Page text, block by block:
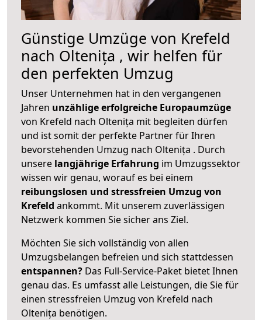
Günstige Umzüge von Krefeld
nach Oltenița , wir helfen für
den perfekten Umzug
Unser Unternehmen hat in den vergangenen
Jahren unzählige erfolgreiche Europaumzüge
von Krefeld nach Oltenița mit begleiten dürfen
und ist somit der perfekte Partner für Ihren
bevorstehenden Umzug nach Oltenița . Durch
unsere langjährige Erfahrung im Umzugssektor
wissen wir genau, worauf es bei einem
reibungslosen und stressfreien Umzug von
Krefeld ankommt. Mit unserem zuverlässigen
Netzwerk kommen Sie sicher ans Ziel.
Möchten Sie sich vollständig von allen
Umzugsbelangen befreien und sich stattdessen
entspannen? Das Full-Service-Paket bietet Ihnen
genau das. Es umfasst alle Leistungen, die Sie für
einen stressfreien Umzug von Krefeld nach
Oltenița benötigen.